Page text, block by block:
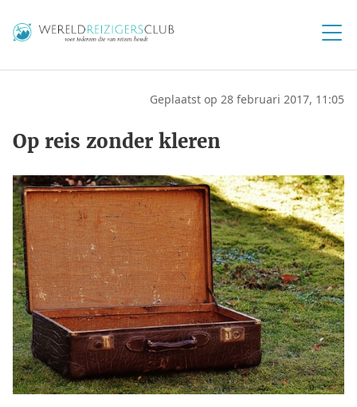
Geplaatst op 28 februari 2017, 11:05
Op reis zonder kleren